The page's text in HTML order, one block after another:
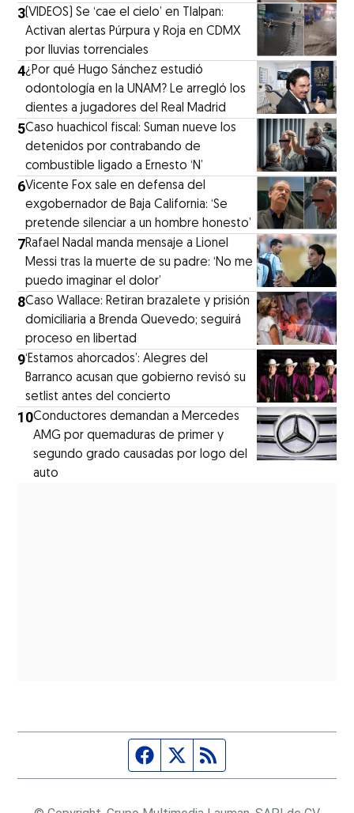
3 (VIDEOS) Se ‘cae el cielo’ en Tlalpan:
Activan alertas Púrpura y Roja en CDMX
por lluvias torrenciales
4¿Por qué Hugo Sánchez estudió
odontología en la UNAM? Le arregló los
dientes a jugadores del Real Madrid
5Caso huachicol fiscal: Suman nueve los
detenidos por contrabando de
combustible ligado a Ernesto ‘N’
6Vicente Fox sale en defensa del
exgobernador de Baja California: ‘Se
pretende silenciar a un hombre honesto’
7Rafael Nadal manda mensaje a Lionel
Messi tras la muerte de su padre: ‘No me
puedo imaginar el dolor’
8Caso Wallace: Retiran brazalete y prisión
domiciliaria a Brenda Quevedo; seguirá
proceso en libertad
9‘Estamos ahorcados’: Alegres del
Barranco acusan que gobierno revisó su
setlist antes del concierto
10Conductores demandan a Mercedes
AMG por quemaduras de primer y
segundo grado causadas por logo del
auto
Página de Facebook
Fuente Twitter